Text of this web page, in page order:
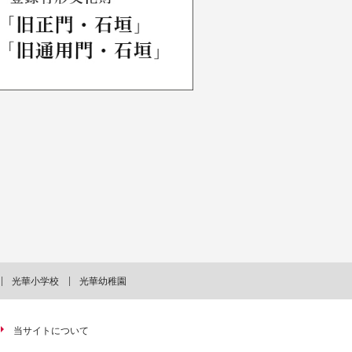
光華小学校 光華幼稚園
当サイトについて